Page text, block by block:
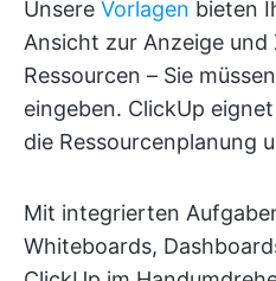
Unsere Vorlagen bieten
Ansicht zur Anzeige und
Ressourcen – Sie
eingeben. ClickUp
die Ressourcenplanung
Mit integrierten
Whiteboards,